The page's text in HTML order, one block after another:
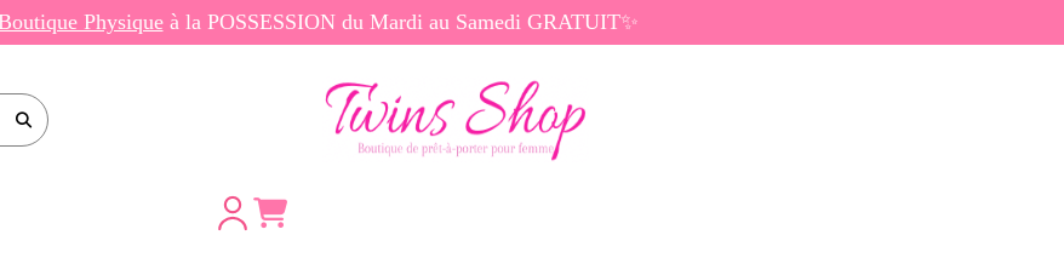
Physiqueà la POSSESSION du Mardi au Samedi GRATUIT✨